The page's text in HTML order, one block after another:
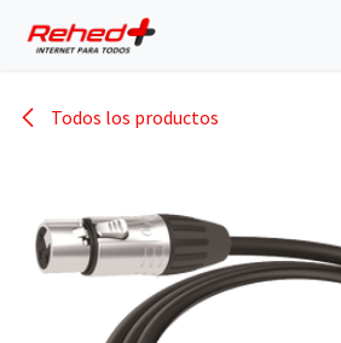
Todos los productos